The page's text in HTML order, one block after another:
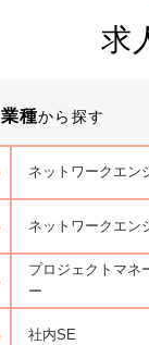
求
業種から探す
ネットワークエン
ネットワークエン
プロジェクトマネ
ー
社内SE